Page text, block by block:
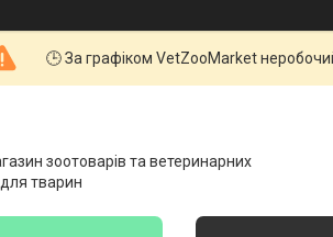
🕒 За графіком VetZooMarket
зоотоварів та ветеринарних
тварин